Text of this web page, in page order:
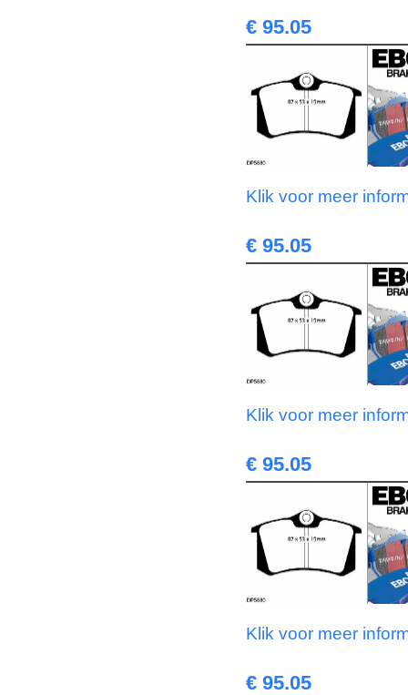
€ 95.05
Klik voor meer
€ 95.05
Klik voor meer
€ 95.05
Klik voor meer
€ 95.05